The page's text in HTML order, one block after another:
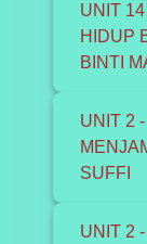
UNIT
HIDUP
BINTI
UNIT 2
SUFFI
UNIT 2